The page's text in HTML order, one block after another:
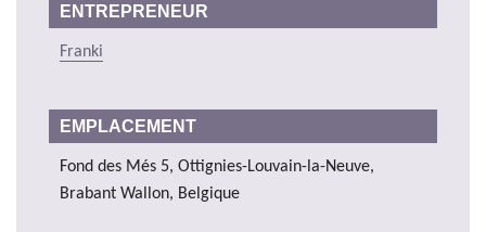
ENTREPRENEUR
Franki
EMPLACEMENT
Fond des Més 5, Ottignies-Louvain-la-Neuve,
Brabant Wallon, Belgique